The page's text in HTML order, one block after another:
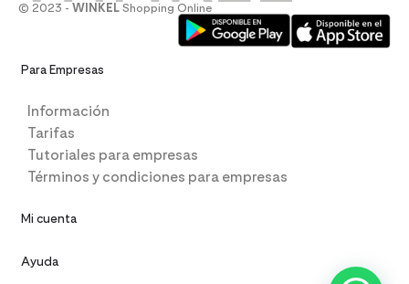
© 2023 - WINKEL Shopping Online
Para Empresas
Información
Tarifas
Tutoriales para empresas
Términos y condiciones para empresas
Mi cuenta
Ayuda